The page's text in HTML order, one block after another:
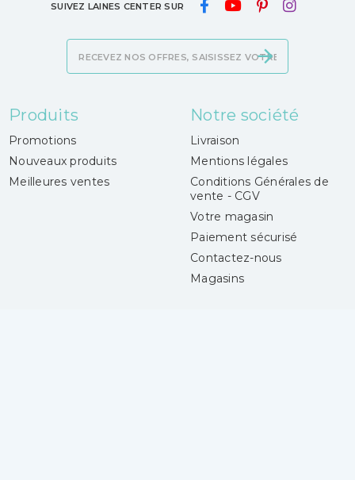
SUIVEZ LAINES CENTER SUR
Produits
Promotions
Nouveaux produits
Meilleures ventes
Notre société
Livraison
Mentions légales
Conditions Générales de
vente - CGV
Votre magasin
Paiement sécurisé
Contactez-nous
Magasins